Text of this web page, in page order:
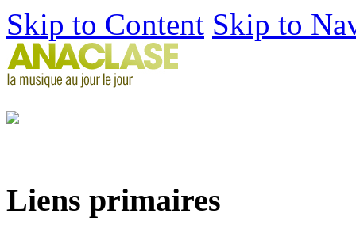
Skip to Content Skip to
Liens primaires